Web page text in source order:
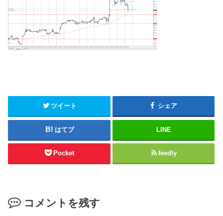
ツイート シェア
はてブ LINE
Pocket feedly
コメントを残す